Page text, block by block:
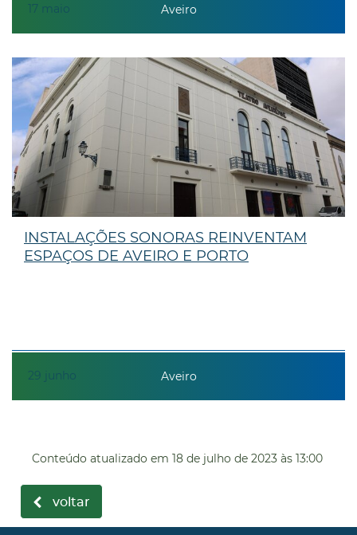
17 maio Aveiro
29 junho
INSTALAÇÕES SONORAS REINVENTAM
ESPAÇOS DE AVEIRO E PORTO
Aveiro
Conteúdo atualizado em 18 de julho de 2023 às 13:00
voltar